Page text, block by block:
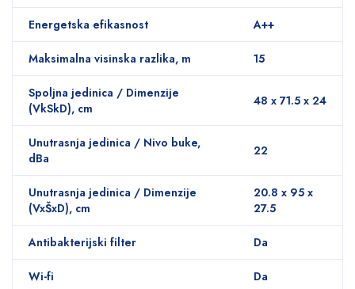
Energetska efikasnost A++
Maksimalna visinska razlika, m 15
Spoljna jedinica / Dimenzije
(VkSkD), сm
48 x 71.5 x 24
Unutrasnja jedinica / Nivo buke,
dBa
22
Unutrasnja jedinica / Dimenzije
(VxŠxD), сm
20.8 x 95 x
27.5
Antibakterijski filter Da
Wi-fi Da